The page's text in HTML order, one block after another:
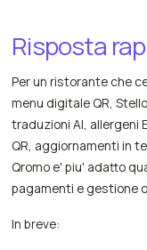
Risposta
Per un ristorante che
menu digitale QR,
traduzioni AI, allergeni
QR, aggiornamenti in
Qromo e' piu' adatto
pagamenti e gestione
In breve: